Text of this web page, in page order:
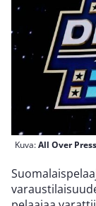
Kuva:All Over Press